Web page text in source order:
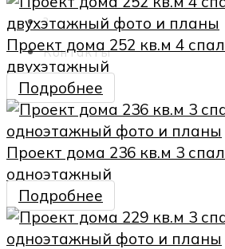
?
Контакты
Проект дома 252 кв.м 4
двухэтажный
Подробнее
Проект дома 236 кв.м 3
одноэтажный
Подробнее